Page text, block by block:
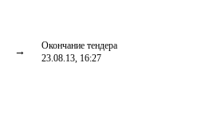
Окончание тендера
23.08.13, 16:27